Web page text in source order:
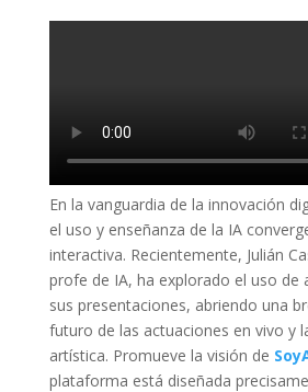
En la vanguardia de la innovación
el uso y enseñanza de la IA
interactiva. Recientemente, Julián
profe de IA, ha explorado el uso de
sus presentaciones, abriendo una
futuro de las actuaciones en vivo y
artística. Promueve la visión de
plataforma está diseñada